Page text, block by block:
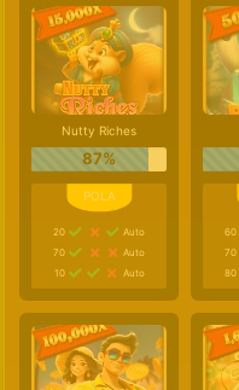
Nutty Riches
87%
20
Auto
70
Auto
10
Auto
60
70
80